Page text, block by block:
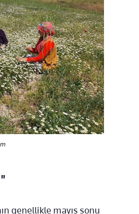
genellikle mayıs sonu